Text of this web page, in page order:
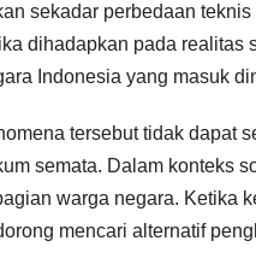
sekadar perbedaan
dihadapkan pada realitas
Indonesia yang masuk
tersebut tidak dapat
semata. Dalam konteks
warga negara. Ketika
mencari alternatif